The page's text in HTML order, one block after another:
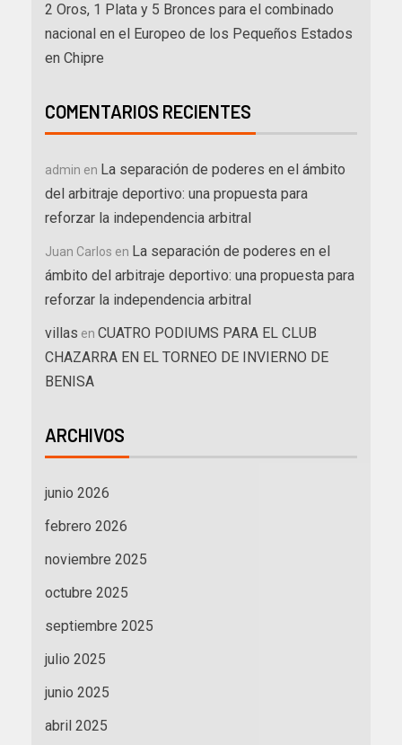
2 Oros, 1 Plata y 5 Bronces para el combinado
nacional en el Europeo de los Pequeños Estados
en Chipre
COMENTARIOS RECIENTES
admin en La separación de poderes en el ámbito
del arbitraje deportivo: una propuesta para
reforzar la independencia arbitral
Juan Carlos en La separación de poderes en el
ámbito del arbitraje deportivo: una propuesta para
reforzar la independencia arbitral
villas en CUATRO PODIUMS PARA EL CLUB
CHAZARRA EN EL TORNEO DE INVIERNO DE
BENISA
ARCHIVOS
junio 2026
febrero 2026
noviembre 2025
octubre 2025
septiembre 2025
julio 2025
junio 2025
abril 2025